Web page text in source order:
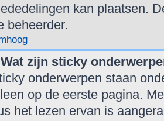
kan plaatsen.
beheerder.
zijn sticky
onderwerpen staan
op de eerste pagina.
het lezen ervan is